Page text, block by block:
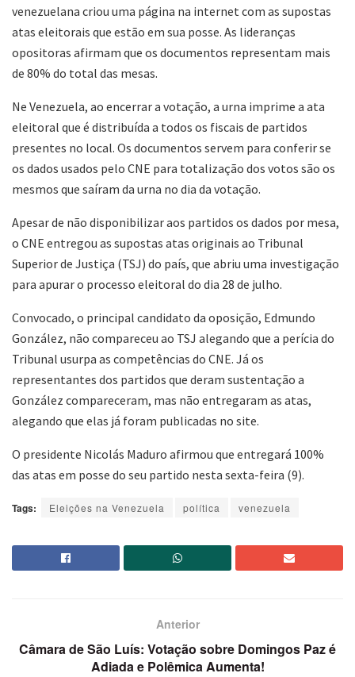
venezuelana criou uma página na internet com as supostas
atas eleitorais que estão em sua posse. As lideranças
opositoras afirmam que os documentos representam mais
de 80% do total das mesas.
Ne Venezuela, ao encerrar a votação, a urna imprime a ata
eleitoral que é distribuída a todos os fiscais de partidos
presentes no local. Os documentos servem para conferir se
os dados usados pelo CNE para totalização dos votos são os
mesmos que saíram da urna no dia da votação.
Apesar de não disponibilizar aos partidos os dados por mesa,
o CNE entregou as supostas atas originais ao Tribunal
Superior de Justiça (TSJ) do país, que abriu uma investigação
para apurar o processo eleitoral do dia 28 de julho.
Convocado, o principal candidato da oposição, Edmundo
González, não compareceu ao TSJ alegando que a perícia do
Tribunal usurpa as competências do CNE. Já os
representantes dos partidos que deram sustentação a
González compareceram, mas não entregaram as atas,
alegando que elas já foram publicadas no site.
O presidente Nicolás Maduro afirmou que entregará 100%
das atas em posse do seu partido nesta sexta-feira (9).
Tags: Eleições na Venezuela política venezuela
Anterior
Câmara de São Luís: Votação sobre Domingos Paz é
Adiada e Polêmica Aumenta!